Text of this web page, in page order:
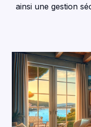
ainsi une gestion